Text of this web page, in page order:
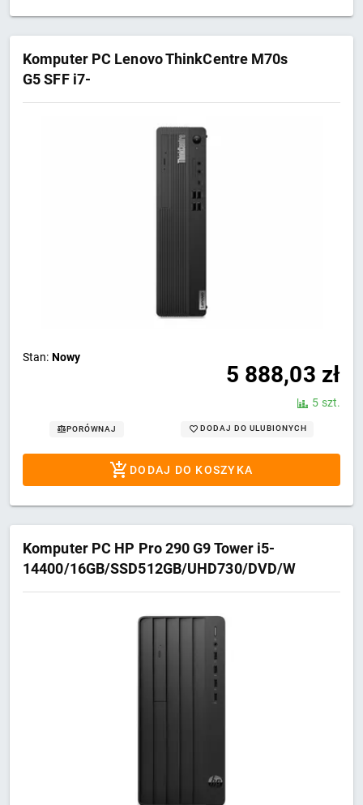
Komputer PC Lenovo ThinkCentre M70s
G5 SFF i7-
14700/16GB/SSD512GB/UHD770/DVD-
Stan: Nowy
5 888,03 zł
5 szt.
PORÓWNAJ DODAJ DO ULUBIONYCH
DODAJ DO KOSZYKA
Komputer PC HP Pro 290 G9 Tower i5-
14400/16GB/SSD512GB/UHD730/DVD/W
11 PRO 3Y NBD